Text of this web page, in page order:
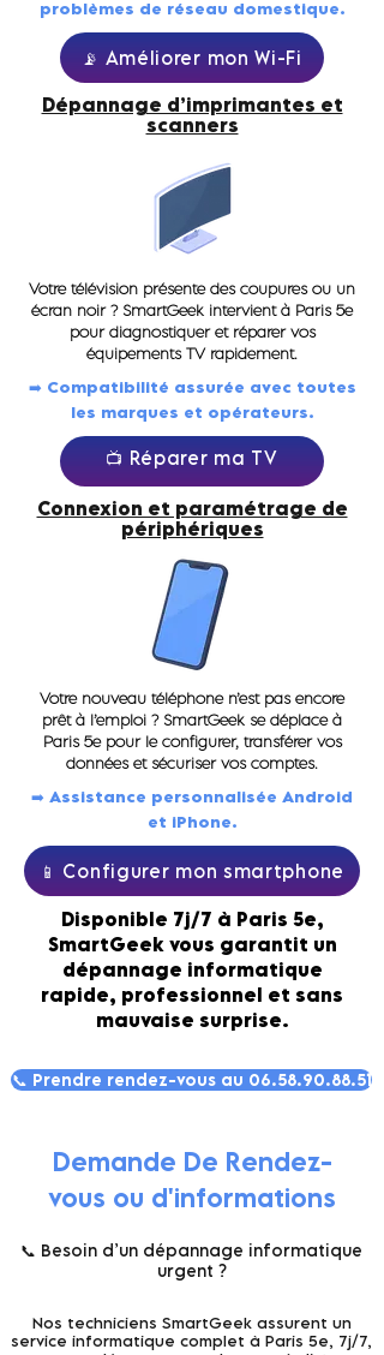
problèmes de réseau domestique.
📡 Améliorer mon Wi-Fi
Dépannage d’imprimantes et
scanners
Votre télévision présente des coupures ou un
écran noir ? SmartGeek intervient à Paris 5e
pour diagnostiquer et réparer vos
équipements TV rapidement.
➡️ Compatibilité assurée avec toutes
les marques et opérateurs.
📺 Réparer ma TV
Connexion et paramétrage de
périphériques
Votre nouveau téléphone n’est pas encore
prêt à l’emploi ? SmartGeek se déplace à
Paris 5e pour le configurer, transférer vos
données et sécuriser vos comptes.
➡️ Assistance personnalisée Android
et iPhone.
📱 Configurer mon smartphone
Disponible 7j/7 à Paris 5e,
SmartGeek vous garantit un
dépannage informatique
rapide, professionnel et sans
mauvaise surprise.
📞 Prendre rendez-vous au 06.58.90.88.51
Demande De Rendez-
vous ou d'informations
📞 Besoin d’un dépannage informatique
urgent ?
Nos techniciens SmartGeek assurent un
service informatique complet à Paris 5e, 7j/7,